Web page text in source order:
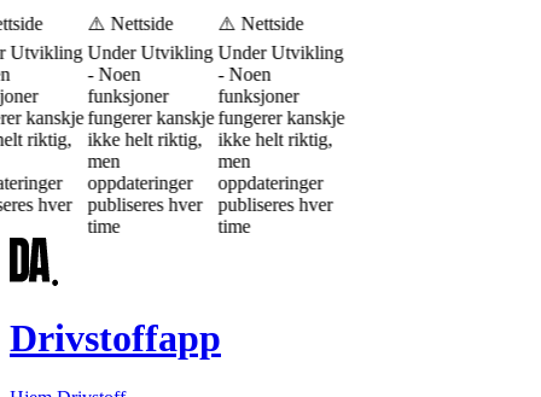
Utvikling
kanskje
riktig,
hver
⚠️ Nettside
Under Utvikling
- Noen
funksjoner
fungerer kanskje
ikke helt riktig,
men
oppdateringer
publiseres hver
time
⚠️ Nettside
Under Utvikling
- Noen
funksjoner
fungerer kanskje
ikke helt riktig,
men
oppdateringer
publiseres hver
time
Drivstoffapp